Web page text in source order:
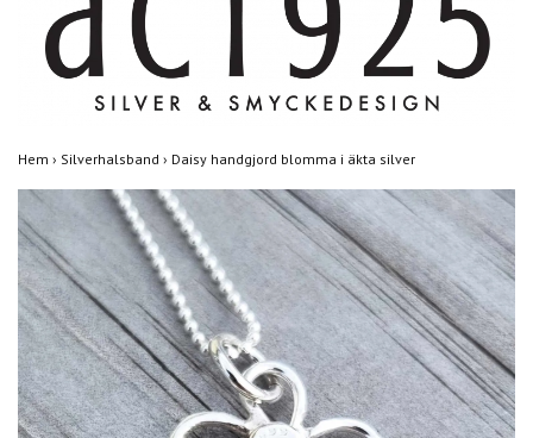
Hem › Silverhalsband › Daisy handgjord blomma i äkta silver